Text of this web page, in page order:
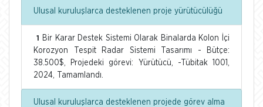
Ulusal kuruluşlarca desteklenen proje yürütücülüğü
1
Bir Karar Destek Sistemi Olarak Binalarda Kolon İçi
Korozyon Tespit Radar Sistemi Tasarımı - Bütçe:
38.500$, Projedeki görevi: Yürütücü, -Tübitak 1001,
2024, Tamamlandı.
Ulusal kuruluşlarca desteklenen projede görev alma